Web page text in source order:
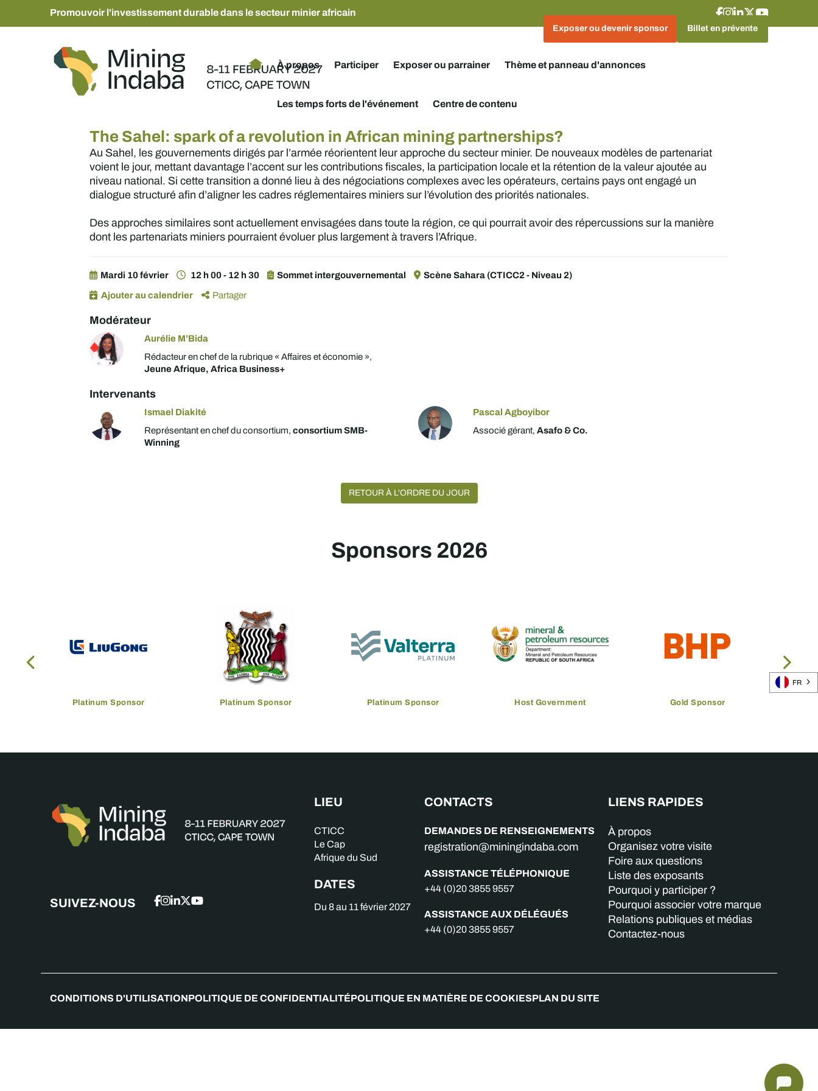
Promouvoir l'investissement durable dans le secteur minier africain
Exposer ou devenir sponsor Billet en prévente
À propos Participer Exposer ou parrainer Thème et panneau d'annonces
Les temps forts de l'événement Centre de contenu
The Sahel: spark of a revolution in African mining partnerships?
Au Sahel, les gouvernements dirigés par l’armée réorientent leur approche du secteur minier. De nouveaux modèles de partenariat
voient le jour, mettant davantage l’accent sur les contributions fiscales, la participation locale et la rétention de la valeur ajoutée au
niveau national. Si cette transition a donné lieu à des négociations complexes avec les opérateurs, certains pays ont engagé un
dialogue structuré afin d’aligner les cadres réglementaires miniers sur l’évolution des priorités nationales.
Des approches similaires sont actuellement envisagées dans toute la région, ce qui pourrait avoir des répercussions sur la manière
dont les partenariats miniers pourraient évoluer plus largement à travers l’Afrique.
Mardi 10 février 12 h 00 - 12 h 30 Sommet intergouvernemental
Scène Sahara (CTICC2 - Niveau 2)
Ajouter au calendrier
Partager
Modérateur
Aurélie M’Bida
Rédacteur en chef de la rubrique « Affaires et économie »,
Jeune Afrique, Africa Business+
Intervenants
Ismael Diakité
Représentant en chef du consortium,consortium SMB-
Winning
Pascal Agboyibor
Associé gérant,Asafo & Co.
RETOUR À L'ORDRE DU JOUR
Sponsors 2026
Platinum Sponsor Platinum Sponsor Platinum Sponsor Host Government Gold Sponsor
LIEU
CTICC
Le Cap
Afrique du Sud
DATES
Du 8 au 11 février 2027
CONTACTS
DEMANDES DE RENSEIGNEMENTS
registration@miningindaba.com
ASSISTANCE TÉLÉPHONIQUE
+44 (0)20 3855 9557
ASSISTANCE AUX DÉLÉGUÉS
+44 (0)20 3855 9557
LIENS RAPIDES
À propos
Organisez votre visite
Foire aux questions
Liste des exposants
Pourquoi y participer ?
Pourquoi associer votre marque
Relations publiques et médias
Contactez-nous
SUIVEZ-NOUS
CONDITIONS D'UTILISATIONPOLITIQUE DE CONFIDENTIALITÉPOLITIQUE EN MATIÈRE DE COOKIESPLAN DU SITE
FR